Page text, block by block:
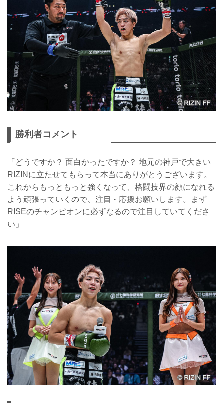
勝利者コメント
「どうですか？ 面白かったですか？ 地元の神戸で大きい
RIZINに立たせてもらって本当にありがとうございます。
これからもっともっと強くなって、格闘技界の顔になれる
よう頑張っていくので、注目・応援お願いします。まず
RISEのチャンピオンに必ずなるので注目していてくださ
い」